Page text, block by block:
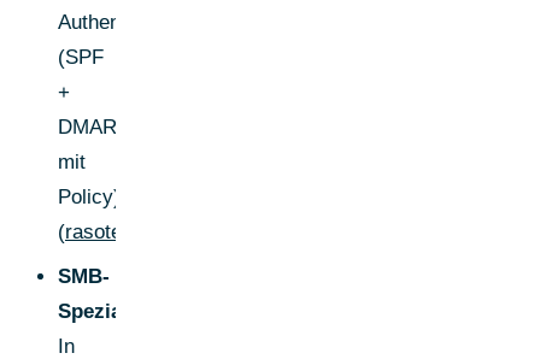
Authentifizierung
(SPF
+
DMARC
mit
Policy).
(rasotec.com
SMB-
Spezialfall:
In